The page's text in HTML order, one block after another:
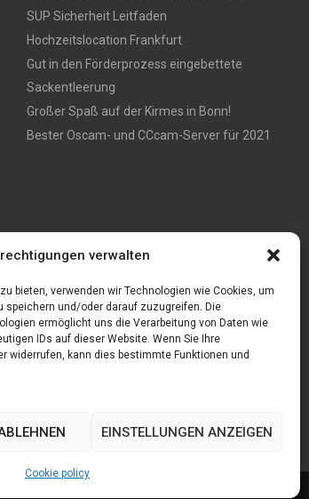
verwalten
bieten, verwenden wir Technologien wie Cookies, um
speichern und/oder darauf zuzugreifen. Die
ermöglicht uns die Verarbeitung von Daten wie
IDs auf dieser Website. Wenn Sie Ihre
widerrufen, kann dies bestimmte Funktionen und
EINSTELLUNGEN ANZEIGEN
Cookie policy
SUP Sicherheit Leitfaden
Hochzeitslocation Frankfurt
Gut in den Förderprozess eingebettete
Sackentleerung
Großer Spaß auf der Kirmes in Bonn!
Bester Oscam- und CCcam-Server für 2021